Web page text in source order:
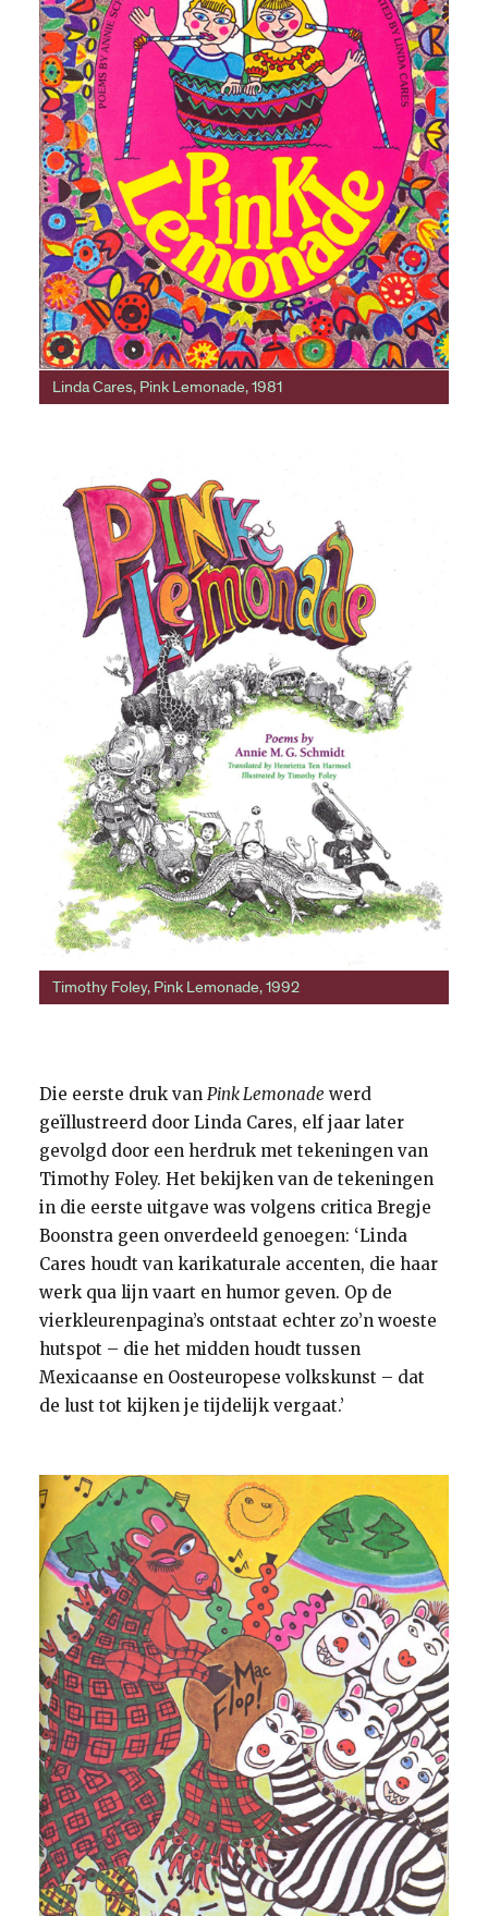
Linda Cares, Pink Lemonade, 1981
Timothy Foley, Pink Lemonade, 1992
Die eerste druk van Pink Lemonade werd
geïllustreerd door Linda Cares, elf jaar later
gevolgd door een herdruk met tekeningen van
Timothy Foley. Het bekijken van de tekeningen
in die eerste uitgave was volgens critica Bregje
Boonstra geen onverdeeld genoegen: ‘Linda
Cares houdt van karikaturale accenten, die haar
werk qua lijn vaart en humor geven. Op de
vierkleurenpagina’s ontstaat echter zo’n woeste
hutspot – die het midden houdt tussen
Mexicaanse en Oosteuropese volkskunst – dat
de lust tot kijken je tijdelijk vergaat.’